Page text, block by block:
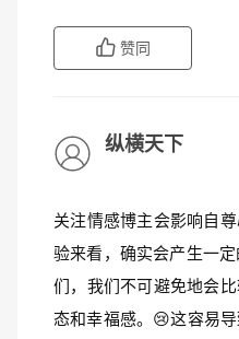
赞同
纵横天下
关注情感博主会影响自
验来看，确实会产生一
们，我们不可避免地会
态和幸福感。😢这容易